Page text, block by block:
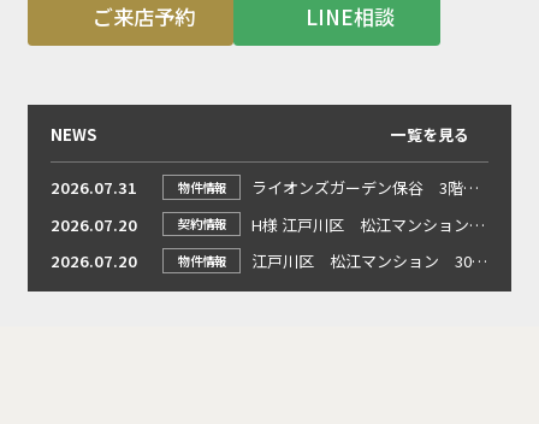
ご来店予約 LINE相談
NEWS 一覧を見る
2026.07.31 物件情報
ライオンズガーデン保谷 3階の物件を買取いたしました
2026.07.20
契約情報
H様 江戸川区 松江マンション 308号室 ご購入ありがとうございました！
2026.07.20
物件情報 江戸川区 松江マンション 308号室は販売終了しました